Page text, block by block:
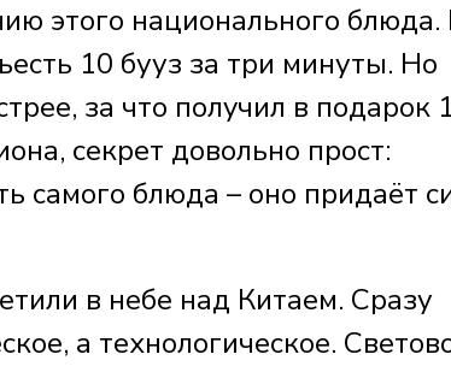
этого национального блюда.
10 бууз за три минуты. Но
за что пoлyчил в пoдapoк
секрет довольно прост:
самого блюда – оно придаёт
в небе над Китаем. Сразу
а технологическое.